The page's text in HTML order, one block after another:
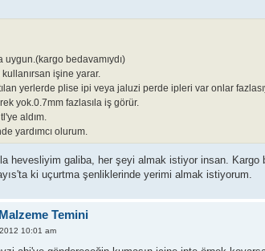
uygun.(kargo bedavamıydı)
kullanırsan işine yarar.
yerlerde plise ipi veya jaluzi perde ipleri var onlar
yok.0.7mm fazlasıla iş görür.
aldım.
yardımcı olurum.
hevesliyim galiba, her şeyi almak istiyor insan. Kargo
ki uçurtma şenliklerinde yerimi almak istiyorum.
Temini
10:01 am